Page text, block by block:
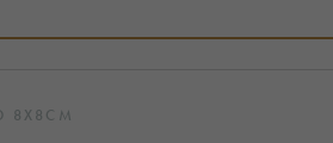
8X8CM